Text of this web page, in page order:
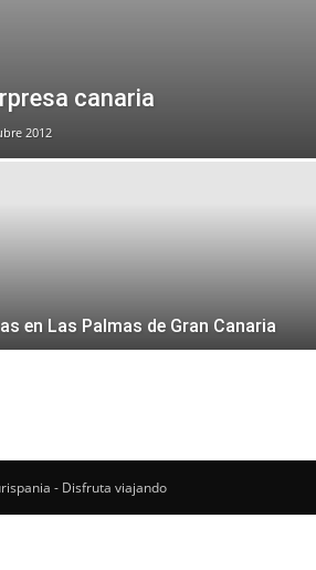
canaria
2012
en Las Palmas de Gran Canaria
- Disfruta viajando